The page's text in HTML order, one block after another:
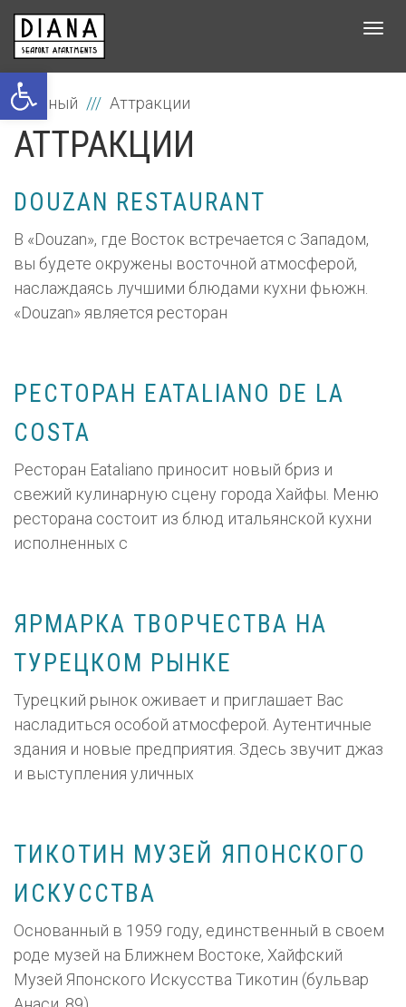
Открыть панель инструментов
главный Аттракции
АТТРАКЦИИ
DOUZAN RESTAURANT
В «Douzan», где Восток встречается с Западом,
вы будете окружены восточной атмосферой,
наслаждаясь лучшими блюдами кухни фьюжн.
«Douzan» является ресторан
РЕСТОРАН EATALIANO DE LA
COSTA
Ресторан Eataliano приносит новый бриз и
свежий кулинарную сцену города Хайфы. Меню
ресторана состоит из блюд итальянской кухни
исполненных с
ЯРМАРКА ТВОРЧЕСТВА НА
ТУРЕЦКОМ РЫНКЕ
Турецкий рынок оживает и приглашает Вас
насладиться особой атмосферой. Аутентичные
здания и новые предприятия. Здесь звучит джаз
и выступления уличных
ТИКОТИН МУЗЕЙ ЯПОНСКОГО
ИСКУССТВА
Основанный в 1959 году, единственный в своем
роде музей на Ближнем Востоке, Хайфский
Музей Японского Искусства Тикотин (бульвар